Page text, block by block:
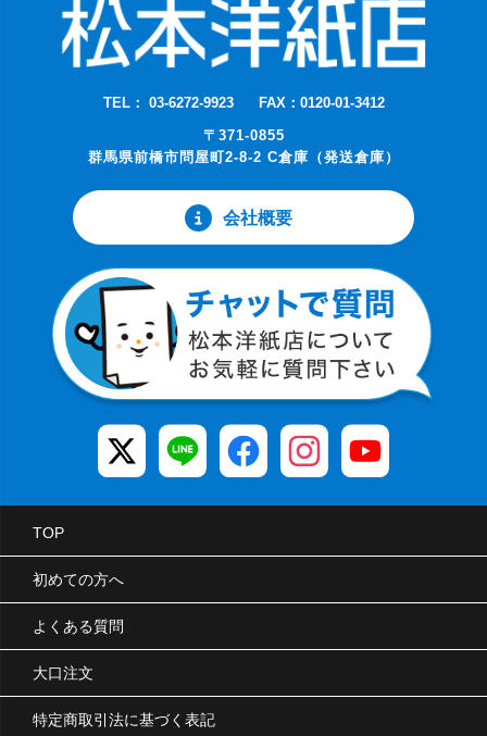
TEL： 03-6272-9923
FAX：0120-01-3412
〒371-0855
群馬県前橋市問屋町2-8-2 C倉庫（発送倉庫）
会社概要
TOP
初めての方へ
よくある質問
大口注文
特定商取引法に基づく表記